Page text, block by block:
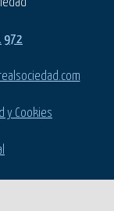
972
y Cookies